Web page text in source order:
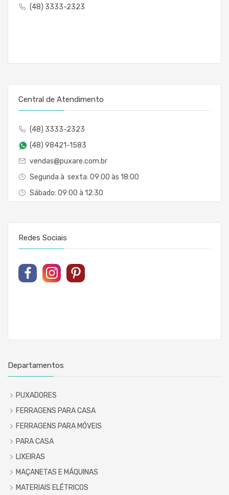
(48) 3333-2323
Central de Atendimento
(48) 3333-2323
(48) 98421-1583
vendas@puxare.com.br
Segunda à sexta: 09:00 às 18:00
Sábado: 09:00 à 12:30
Redes Sociais
Departamentos
PUXADORES
FERRAGENS PARA CASA
FERRAGENS PARA MÓVEIS
PARA CASA
LIXEIRAS
MAÇANETAS E MÁQUINAS
MATERIAIS ELÉTRICOS